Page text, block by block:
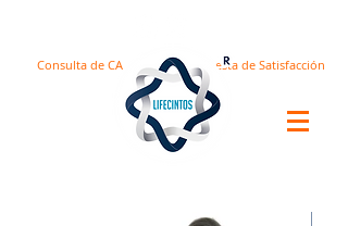
Encuesta de Satisfacción
Consulta de CA